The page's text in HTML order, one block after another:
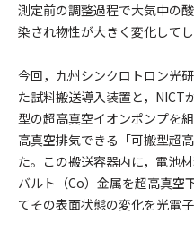
測定前の調整過程で大気中の
染され物性が大きく変化して
今回，九州シンクロトロン光
た試料搬送導入装置と，NICT
型の超高真空イオンポンプを
高真空排気できる「可搬型超
た。この搬送容器内に，電池
バルト（Co）金属を超高真空
てその表面状態の変化を光電